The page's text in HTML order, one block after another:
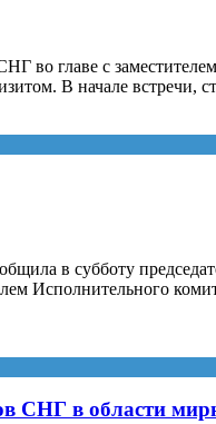
во главе с
В начале встречи,
в субботу
Исполнительного
СНГ в области